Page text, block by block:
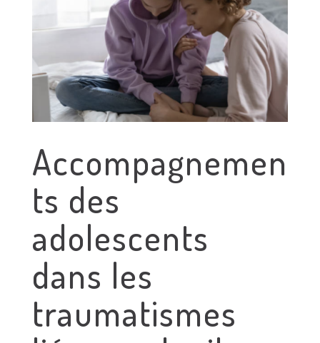
Accompagnemen
ts des
adolescents
dans les
traumatismes